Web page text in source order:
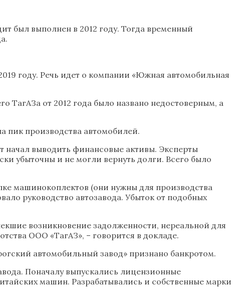
был выполнен в 2012 году. Тогда временный
году. Речь идет о компании «Южная автомобильная
ТагАЗа от 2012 года было названо недостоверным, а
пик производства автомобилей.
начал выводить финансовые активы. Эксперты
убыточны и не могли вернуть долги. Всего было
машинокоплектов (они нужны для производства
руководство автозавода. Убыток от подобных
возникновение задолженности, нереальной для
ООО «ТагАЗ», – говорится в докладе.
автомобильный завод» признано банкротом.
Поначалу выпускались лицензионные
машин. Разрабатывались и собственные марки